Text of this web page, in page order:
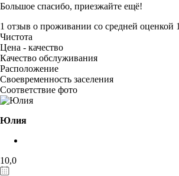
Большое спасибо, приезжайте ещё!
1 отзыв о проживании со средней оценкой
Чистота
Цена - качество
Качество обслуживания
Расположение
Своевременность заселения
Соответствие фото
Юлия
10,0